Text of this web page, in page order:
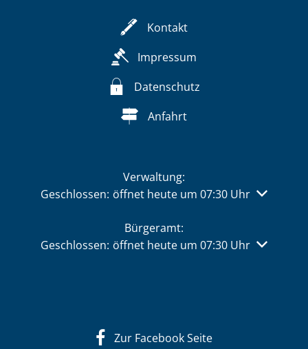
Kontakt
Impressum
Datenschutz
Anfahrt
Verwaltung:
Klicken, um weitere Öffnungs- oder Schließzeiten
Geschlossen: öffnet heute um 07:30 Uhr
Bürgeramt:
Klicken, um weitere Öffnungs- oder Schließzeiten
Geschlossen: öffnet heute um 07:30 Uhr
Zur Facebook Seite